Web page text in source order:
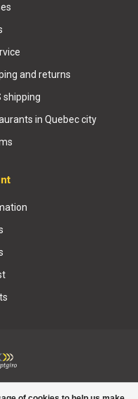
and returns
shipping
in Quebec city
La Revanche